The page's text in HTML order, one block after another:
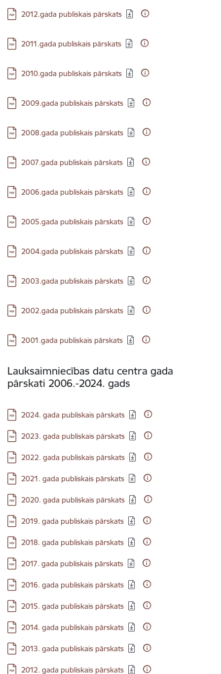
Lejupielādēt:
2012.gada publiskais pārskats
Lejupielādēt:
2011.gada publiskais pārskats
Lejupielādēt:
2010.gada publiskais pārskats
Lejupielādēt:
2009.gada publiskais pārskats
Lejupielādēt:
2008.gada publiskais pārskats
Lejupielādēt:
2007.gada publiskais pārskats
Lejupielādēt:
2006.gada publiskais pārskats
Lejupielādēt:
2005.gada publiskais pārskats
Lejupielādēt:
2004.gada publiskais pārskats
Lejupielādēt:
2003.gada publiskais pārskats
Lejupielādēt:
2002.gada publiskais pārskats
Lejupielādēt:
2001.gada publiskais pārskats
Lauksaimniecības datu centra gada
pārskati 2006.-2024. gads
Lejupielādēt:
2024. gada publiskais pārskats
Lejupielādēt:
2023. gada publiskais pārskats
Lejupielādēt:
2022. gada publiskais pārskats
Lejupielādēt:
2021. gada publiskais pārskats
Lejupielādēt:
2020. gada publiskais pārskats
Lejupielādēt:
2019. gada publiskais pārskats
Lejupielādēt:
2018. gada publiskais pārskats
Lejupielādēt:
2017. gada publiskais pārskats
Lejupielādēt:
2016. gada publiskais pārskats
Lejupielādēt:
2015. gada publiskais pārskats
Lejupielādēt:
2014. gada publiskais pārskats
Lejupielādēt:
2013. gada publiskais pārskats
Lejupielādēt:
2012. gada publiskais pārskats